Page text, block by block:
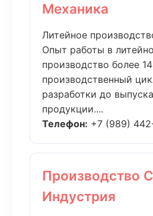
Механика
Литейное
Опыт работы в
производство более
производственный
разработки до
продукции....
Телефон: +7 (989)
Производство
Индустрия